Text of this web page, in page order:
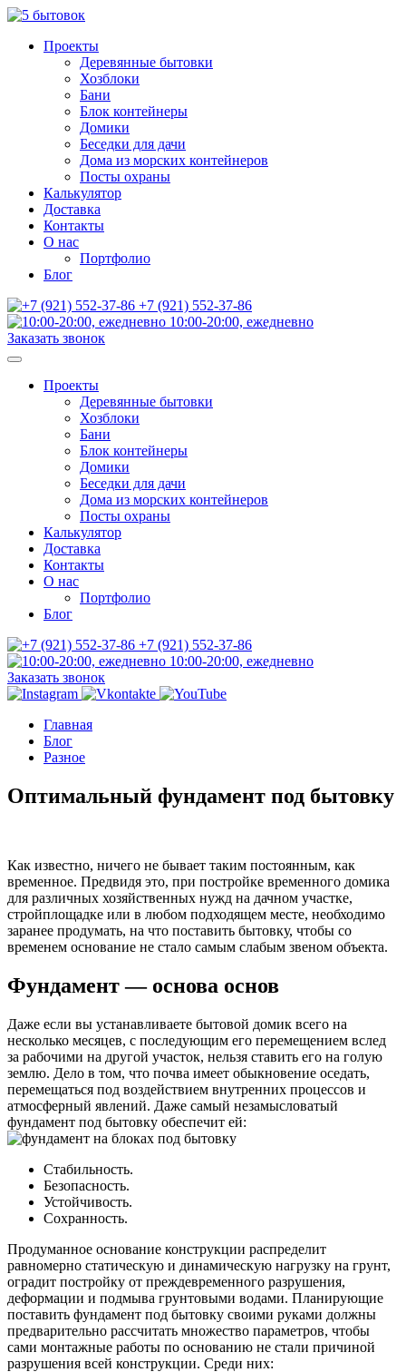
Проекты
Деревянные бытовки
Хозблоки
Бани
Блок контейнеры
Домики
Беседки для дачи
Дома из морских контейнеров
Посты охраны
Калькулятор
Доставка
Контакты
О нас
Портфолио
Блог
+7 (921) 552-37-86
10:00-20:00, ежедневно
Заказать звонок
Проекты
Деревянные бытовки
Хозблоки
Бани
Блок контейнеры
Домики
Беседки для дачи
Дома из морских контейнеров
Посты охраны
Калькулятор
Доставка
Контакты
О нас
Портфолио
Блог
+7 (921) 552-37-86
10:00-20:00, ежедневно
Заказать звонок
Главная
Блог
Разное
Оптимальный фундамент под бытовку
Как известно, ничего не бывает таким постоянным, как
временное. Предвидя это, при постройке временного домика
для различных хозяйственных нужд на дачном участке,
стройплощадке или в любом подходящем месте, необходимо
заранее продумать, на что поставить бытовку, чтобы со
временем основание не стало самым слабым звеном объекта.
Фундамент — основа основ
Даже если вы устанавливаете бытовой домик всего на
несколько месяцев, с последующим его перемещением вслед
за рабочими на другой участок, нельзя ставить его на голую
землю. Дело в том, что почва имеет обыкновение оседать,
перемещаться под воздействием внутренних процессов и
атмосферный явлений. Даже самый незамысловатый
фундамент под бытовку обеспечит ей:
Стабильность.
Безопасность.
Устойчивость.
Сохранность.
Продуманное основание конструкции распределит
равномерно статическую и динамическую нагрузку на грунт,
оградит постройку от преждевременного разрушения,
деформации и подмыва грунтовыми водами. Планирующие
поставить фундамент под бытовку своими руками должны
предварительно рассчитать множество параметров, чтобы
сами монтажные работы по основанию не стали причиной
разрушения всей конструкции. Среди них: